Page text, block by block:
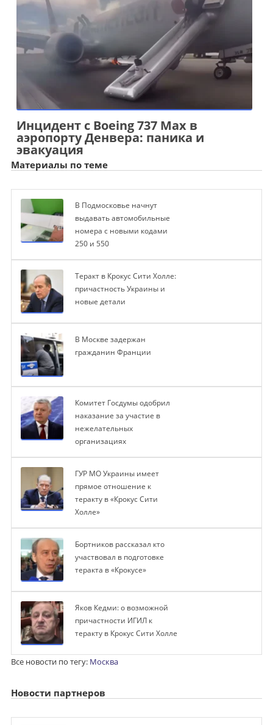
Инцидент с Boeing 737 Max в
аэропорту Денвера: паника и
эвакуация
Материалы по теме
В Подмосковье начнут
выдавать автомобильные
номера с новыми кодами
250 и 550
Теракт в Крокус Сити Холле:
причастность Украины и
новые детали
В Москве задержан
гражданин Франции
Комитет Госдумы одобрил
наказание за участие в
нежелательных
организациях
ГУР МО Украины имеет
прямое отношение к
теракту в «Крокус Сити
Холле»
Бортников рассказал кто
участвовал в подготовке
теракта в «Крокусе»
Яков Кедми: о возможной
причастности ИГИЛ к
теракту в Крокус Сити Холле
Все новости по тегу: Москва
Новости партнеров